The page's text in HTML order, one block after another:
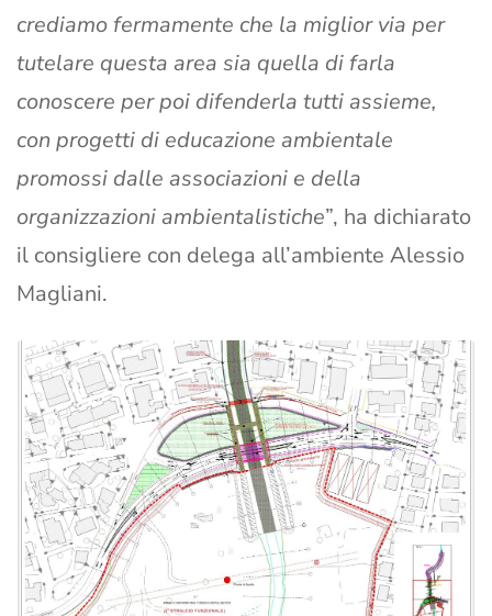
crediamo fermamente che la miglior via per
tutelare questa area sia quella di farla
conoscere per poi difenderla tutti assieme,
con progetti di educazione ambientale
promossi dalle associazioni e della
organizzazioni ambientalistiche”, ha dichiarato
il consigliere con delega all’ambiente Alessio
Magliani.